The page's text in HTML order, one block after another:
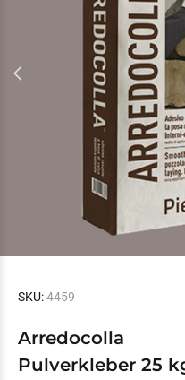
SKU:4459
Arredocolla
Pulverkleber 25